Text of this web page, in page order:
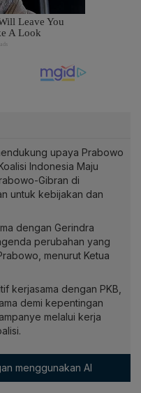
upaya Prabowo
Indonesia Maju
Gibran di
untuk kebijakan dan
dengan Gerindra
perubahan yang
menurut Ketua
kerjasama dengan PKB,
demi kepentingan
melalui kerja
menggunakan AI